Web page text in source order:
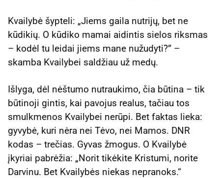
Kvailybė šypteli: „Jiems gaila nutrijų, bet ne
kūdikių. O kūdiko mamai aidintis sielos riksmas
– kodėl tu leidai jiems mane nužudyti?” –
skamba Kvailybei saldžiau už medų.
Išlyga, dėl nėštumo nutraukimo, čia būtina – tik
būtinoji gintis, kai pavojus realus, tačiau tos
smulkmenos Kvailybei nerūpi. Bet faktas lieka:
gyvybė, kuri nėra nei Tėvo, nei Mamos. DNR
kodas – trečias. Gyvas žmogus. O Kvailybė
įkyriai pabrėžia: „Norit tikėkite Kristumi, norite
Darvinu. Bet Kvailybės niekas nepranoks.“